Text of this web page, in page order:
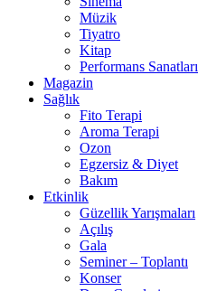
Müzik
Tiyatro
Kitap
Performans Sanatları
Magazin
Sağlık
Fito Terapi
Aroma Terapi
Ozon
Egzersiz & Diyet
Bakım
Etkinlik
Güzellik Yarışmaları
Açılış
Gala
Seminer – Toplantı
Konser